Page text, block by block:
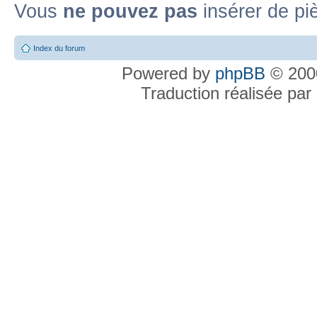
Vous ne pouvez pas insérer de
Index du forum
Powered by phpBB ©
Traduction réalisée par